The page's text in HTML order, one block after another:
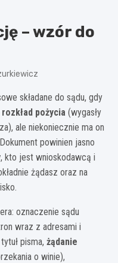
– wzór do
składane do sądu, gdy
rozkład pożycia (wygasły
ale niekoniecznie ma on
powinien jasno
, kto jest wnioskodawcą i
żądasz oraz na
oznaczenie sądu
wraz z adresami i
pisma, żądanie
o winie),